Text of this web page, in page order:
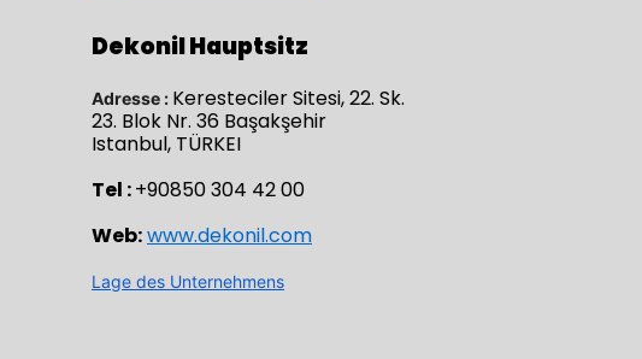
Dekonil Hauptsitz
Adresse : Keresteciler Sitesi, 22. Sk.
23. Blok Nr. 36 Başakşehir
Istanbul, TÜRKEI
Tel :+90850 304 42 00
Web:www.dekonil.com
Lage des Unternehmens